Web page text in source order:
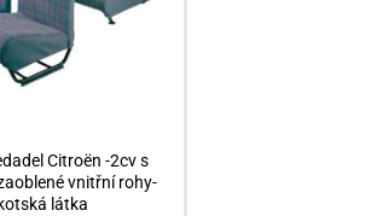
Citroën -2cv s
vnitřní rohy-
látka